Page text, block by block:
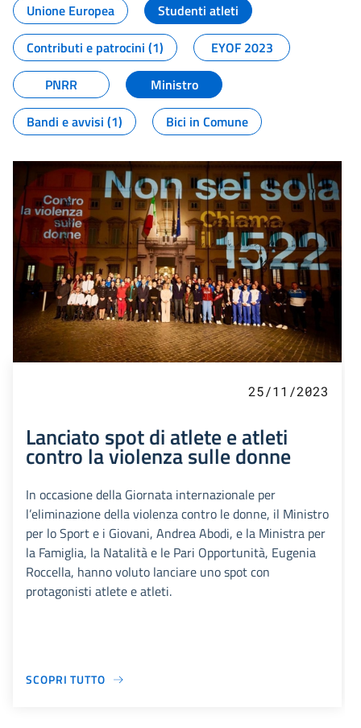
Unione Europea
Studenti atleti
Contributi e patrocini (1)
EYOF 2023
PNRR
Ministro
Bandi e avvisi (1)
Bici in Comune
25/11/2023
Lanciato spot di atlete e atleti
contro la violenza sulle donne
In occasione della Giornata internazionale per
l’eliminazione della violenza contro le donne, il Ministro
per lo Sport e i Giovani, Andrea Abodi, e la Ministra per
la Famiglia, la Natalità e le Pari Opportunità, Eugenia
Roccella, hanno voluto lanciare uno spot con
protagonisti atlete e atleti.
SCOPRI TUTTO